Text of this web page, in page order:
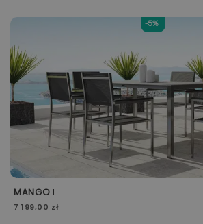
-5%
MANGO L
7 199,00 zł